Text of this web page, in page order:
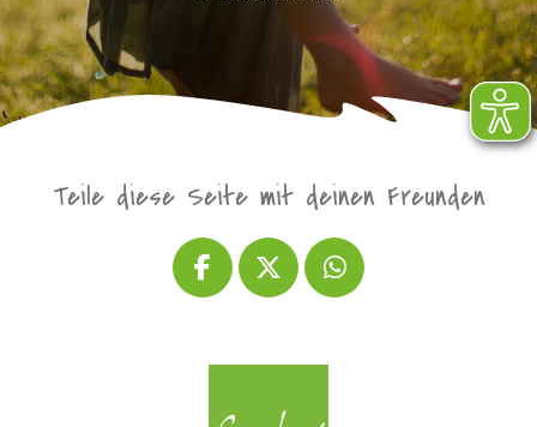
Teile diese Seite mit deinen Freunden